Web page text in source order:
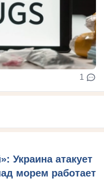
1
Украина атакует
морем работает